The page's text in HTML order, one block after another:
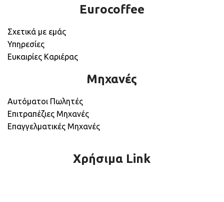
Eurocoffee
Σχετικά με εμάς
Υπηρεσίες
Ευκαιρίες Καριέρας
Μηχανές
Αυτόματοι Πωλητές
Επιτραπέζιες Μηχανές
Επαγγελματικές Μηχανές
Χρήσιμα Link